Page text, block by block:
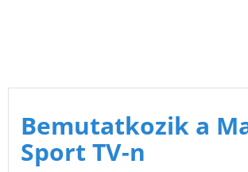
Bemutatkozik a
Sport TV-n